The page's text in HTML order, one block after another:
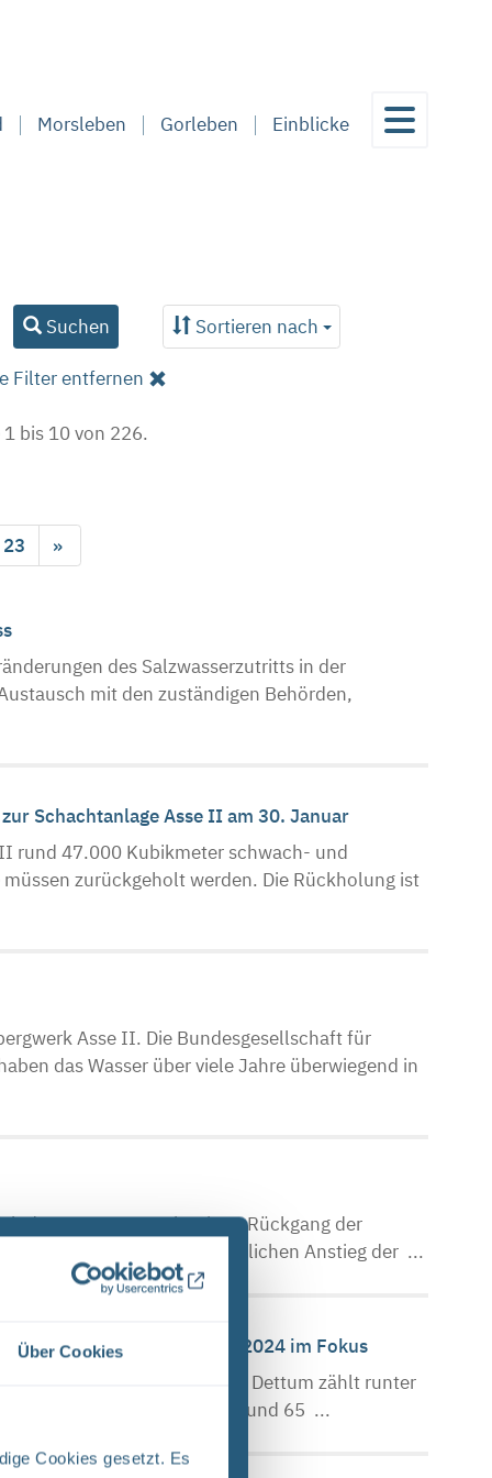
Über Cookies
Cookies gesetzt. Es
Morsleben Gorleben Einblicke
Suchen Sortieren nach
Filter entfernen
1 bis 10 von 226.
23 »
des Salzwasserzutritts in der
mit den zuständigen Behörden,
Schachtanlage Asse II am 30. Januar
rund 47.000 Kubikmeter schwach- und
zurückgeholt werden. Die Rückholung ist
Asse II. Die Bundesgesellschaft für
das Wasser über viele Jahre überwiegend in
des Asse Bergwerks einen Rückgang der
nun zeitversetzt einen deutlichen Anstieg der ...
Maßnahmen aus 2023 und 2024 im Fokus
im Beeke-Hus in Dettum zählt runter
der Infostelle Asse, die rund 65 ...